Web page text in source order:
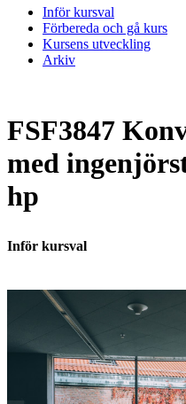
Inför kursval
Förbereda och gå kurs
Kursens utveckling
Arkiv
FSF3847
med
hp
Inför kursval